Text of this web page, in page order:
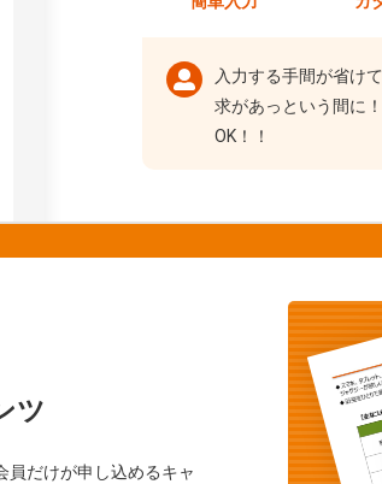
入力する手間が省け
求があっという間に
OK！！
ツ
員だけが申し込めるキャ